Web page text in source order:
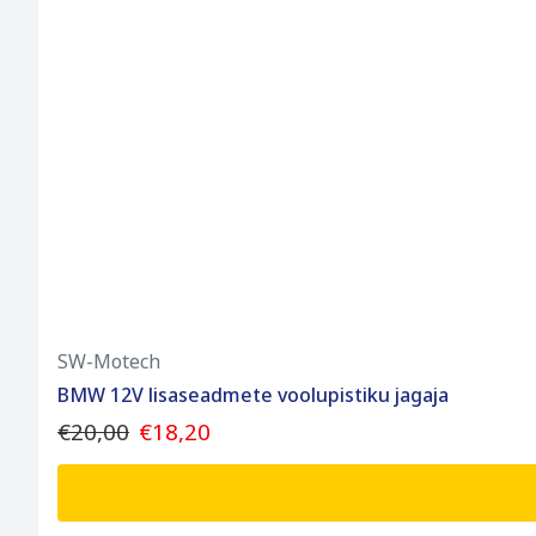
SW-Motech
BMW 12V lisaseadmete voolupistiku jagaja
€20,00 €18,20